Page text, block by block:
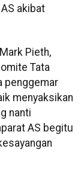
akibat
Pieth,
Tata
penggemar
menyaksikan
nanti
AS begitu